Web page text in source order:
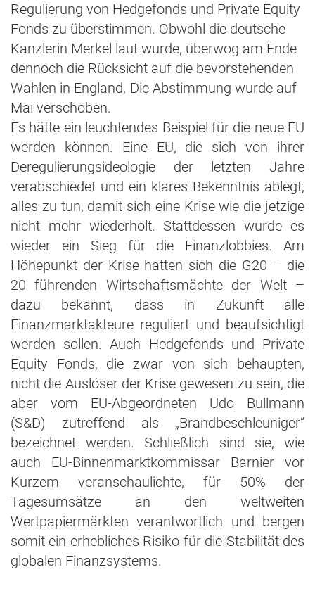
Regulierung von Hedgefonds und Private Equity
Fonds zu überstimmen. Obwohl die deutsche
Kanzlerin Merkel laut wurde, überwog am Ende
dennoch die Rücksicht auf die bevorstehenden
Wahlen in England. Die Abstimmung wurde auf
Mai verschoben.
Es hätte ein leuchtendes Beispiel für die neue EU
werden können. Eine EU, die sich von ihrer
Deregulierungsideologie der letzten Jahre
verabschiedet und ein klares Bekenntnis ablegt,
alles zu tun, damit sich eine Krise wie die jetzige
nicht mehr wiederholt. Stattdessen wurde es
wieder ein Sieg für die Finanzlobbies. Am
Höhepunkt der Krise hatten sich die G20 – die
20 führenden Wirtschaftsmächte der Welt –
dazu bekannt, dass in Zukunft alle
Finanzmarktakteure reguliert und beaufsichtigt
werden sollen. Auch Hedgefonds und Private
Equity Fonds, die zwar von sich behaupten,
nicht die Auslöser der Krise gewesen zu sein, die
aber vom EU-Abgeordneten Udo Bullmann
(S&D) zutreffend als „Brandbeschleuniger“
bezeichnet werden. Schließlich sind sie, wie
auch EU-Binnenmarktkommissar Barnier vor
Kurzem veranschaulichte, für 50% der
Tagesumsätze an den weltweiten
Wertpapiermärkten verantwortlich und bergen
somit ein erhebliches Risiko für die Stabilität des
globalen Finanzsystems.